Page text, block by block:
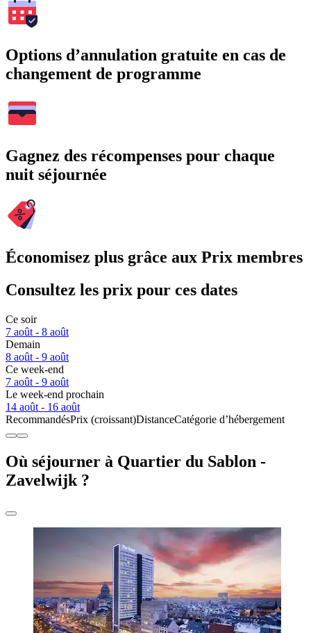
Options d’annulation gratuite en cas de
changement de programme
Gagnez des récompenses pour chaque
nuit séjournée
Économisez plus grâce aux Prix membres
Consultez les prix pour ces dates
Ce soir
7 août - 8 août
Demain
8 août - 9 août
Ce week-end
7 août - 9 août
Le week-end prochain
14 août - 16 août
RecommandésPrix (croissant)DistanceCatégorie d’hébergement
Où séjourner à Quartier du Sablon -
Zavelwijk ?